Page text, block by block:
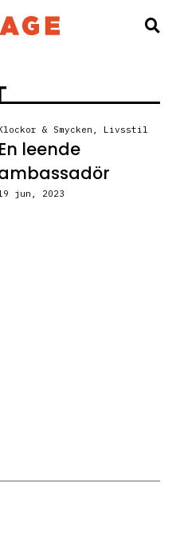
& Smycken , Livsstil
En leende
jun, 2023